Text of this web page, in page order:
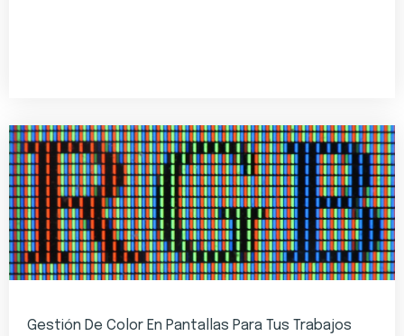
Gestión De Color En Pantallas Para Tus Trabajos